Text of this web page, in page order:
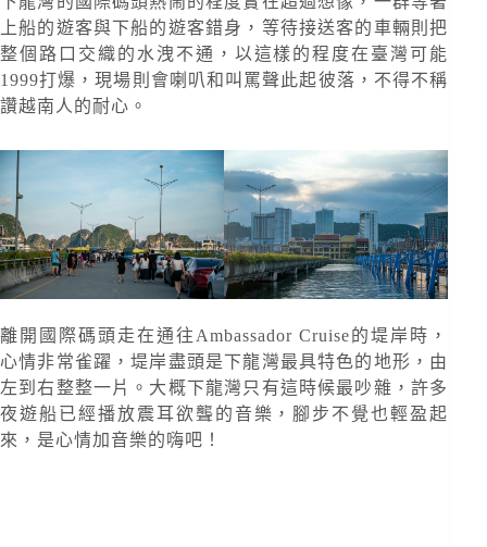
上船的遊客與下船的遊客錯身，等待接送客的車輛則把
整個路口交織的水洩不通，以這樣的程度在臺灣可能
1999打爆，現場則會喇叭和叫罵聲此起彼落，不得不稱
讚越南人的耐心。
離開國際碼頭走在通往Ambassador Cruise的堤岸時，
心情非常雀躍，堤岸盡頭是下龍灣最具特色的地形，由
左到右整整一片。大概下龍灣只有這時候最吵雜，許多
夜遊船已經播放震耳欲聾的音樂，腳步不覺也輕盈起
來，是心情加音樂的嗨吧！